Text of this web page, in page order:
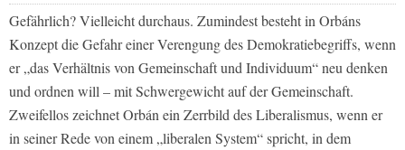
Gefährlich? Vielleicht durchaus. Zumindest besteht in Orbáns
Konzept die Gefahr einer Verengung des Demokratiebegriffs, wenn
er „das Verhältnis von Gemeinschaft und Individuum“ neu denken
und ordnen will – mit Schwergewicht auf der Gemeinschaft.
Zweifellos zeichnet Orbán ein Zerrbild des Liberalismus, wenn er
in seiner Rede von einem „liberalen System“ spricht, in dem